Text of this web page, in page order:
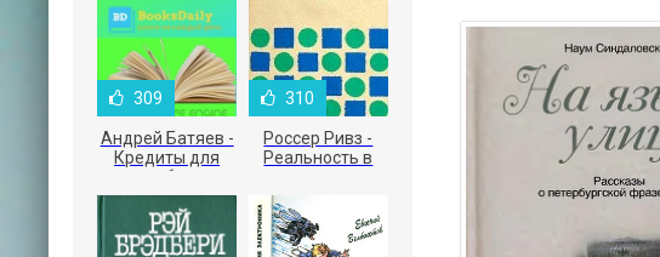
309
Андрей Батяев -
Кредиты для
малого бизнеса
310
Россер Ривз -
Реальность в